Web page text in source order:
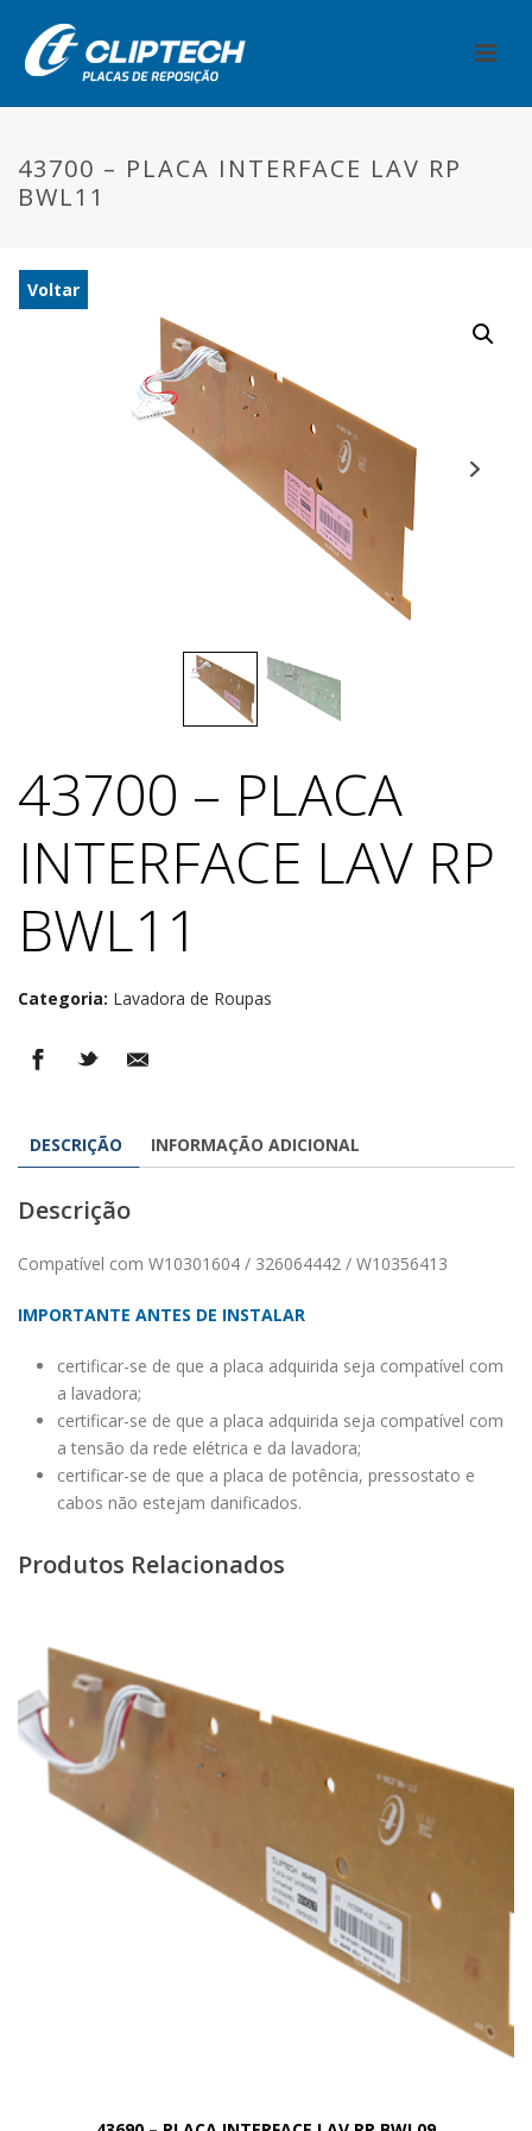
43700 – PLACA INTERFACE LAV RP
BWL11
Voltar
43700 – PLACA
INTERFACE LAV RP
BWL11
Categoria: Lavadora de Roupas
DESCRIÇÃO INFORMAÇÃO ADICIONAL
Descrição
Compatível com W10301604 / 326064442 / W10356413
IMPORTANTE ANTES DE INSTALAR
certificar-se de que a placa adquirida seja compatível com
a lavadora;
certificar-se de que a placa adquirida seja compatível com
a tensão da rede elétrica e da lavadora;
certificar-se de que a placa de potência, pressostato e
cabos não estejam danificados.
Produtos Relacionados